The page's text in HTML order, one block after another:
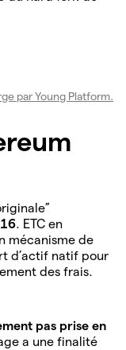
par Young Platform.
. ETC en
mécanisme de
d’actif natif pour
des frais.
pas prise en
a une finalité